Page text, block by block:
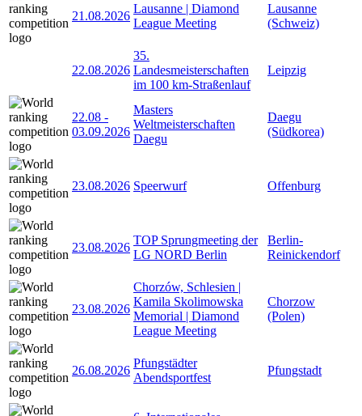
21.08.2026
Lausanne | Diamond
League Meeting
Lausanne
(Schweiz)
22.08.2026
35.
Landesmeisterschaften
im 100 km-Straßenlauf
Leipzig
22.08 -
03.09.2026
Masters
Weltmeisterschaften
Daegu
Daegu
(Südkorea)
23.08.2026 Speerwurf Offenburg
23.08.2026
TOP Sprungmeeting der
LG NORD Berlin
Berlin-
Reinickendorf
23.08.2026
Chorzów, Schlesien |
Kamila Skolimowska
Memorial | Diamond
League Meeting
Chorzow
(Polen)
26.08.2026
Pfungstädter
Abendsportfest
Pfungstadt